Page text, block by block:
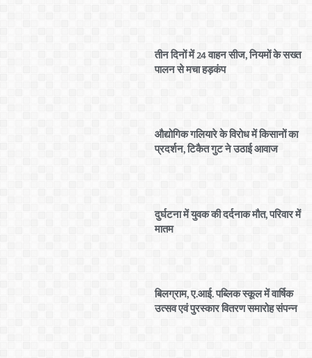
तीन दिनों में 24 वाहन सीज, नियमों के सख्त
पालन से मचा हड़कंप
औद्योगिक गलियारे के विरोध में किसानों का
प्रदर्शन, टिकैत गुट ने उठाई आवाज
दुर्घटना में युवक की दर्दनाक मौत, परिवार में
मातम
बिलग्राम, ए.आई. पब्लिक स्कूल में वार्षिक
उत्सव एवं पुरस्कार वितरण समारोह संपन्न